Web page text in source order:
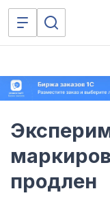
продлен